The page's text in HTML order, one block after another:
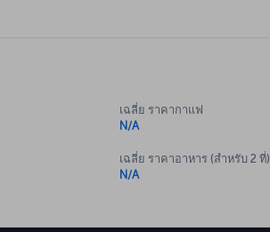
เฉลี่ย ราคากาแฟ
N/A
เฉลี่ย ราคาอาหาร (สำหรับ 2 ที่)
N/A